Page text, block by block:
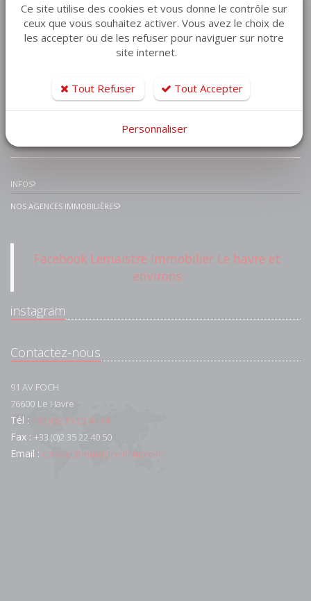
VENTE TERRAIN
VENTE IMMEUBLE
INFOS
NOS AGENCES IMMOBILIÈRES
Facebook Lemaistre Immobilier Le havre et
environs
instagram
Contactez-nous
91 AV FOCH
76600 Le Havre
Tél : +33 (0)2 35 22 44 44
Fax : +33 (0)2 35 22 40 50
Email : contact@lemaistre-immo.com
Ce site utilise des cookies et vous donne le contrôle sur
ceux que vous souhaitez activer. Vous avez le choix de
les accepter ou de les refuser pour naviguer sur notre
site internet.
Tout Refuser Tout Accepter
Personnaliser